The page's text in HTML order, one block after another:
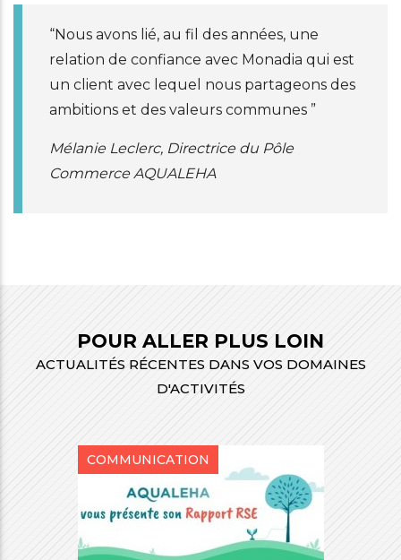
“Nous avons lié, au fil des années, une
relation de confiance avec Monadia qui est
un client avec lequel nous partageons des
ambitions et des valeurs communes ”
Mélanie Leclerc, Directrice du Pôle
Commerce AQUALEHA
POUR ALLER PLUS LOIN
ACTUALITÉS RÉCENTES DANS VOS DOMAINES
D'ACTIVITÉS
COMMUNICATION